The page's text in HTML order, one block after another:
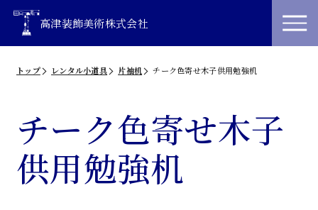
高津装飾美術株式会社
トップ レンタル小道具 片袖机 チーク色寄せ木子供用勉強机
チーク色寄せ木子
供用勉強机